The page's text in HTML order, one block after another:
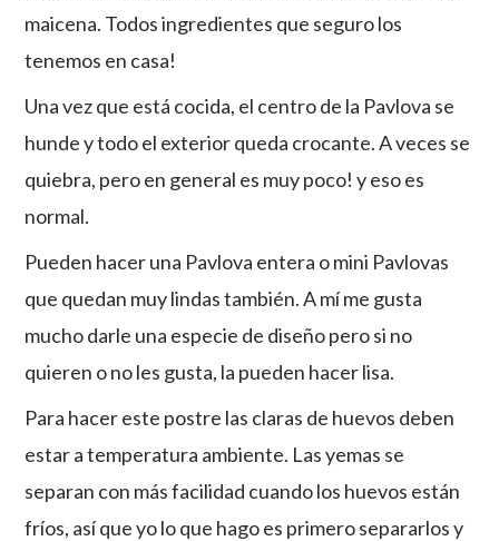
maicena. Todos ingredientes que seguro los
tenemos en casa!
Una vez que está cocida, el centro de la Pavlova se
hunde y todo el exterior queda crocante. A veces se
quiebra, pero en general es muy poco! y eso es
normal.
Pueden hacer una Pavlova entera o mini Pavlovas
que quedan muy lindas también. A mí me gusta
mucho darle una especie de diseño pero si no
quieren o no les gusta, la pueden hacer lisa.
Para hacer este postre las claras de huevos deben
estar a temperatura ambiente. Las yemas se
separan con más facilidad cuando los huevos están
fríos, así que yo lo que hago es primero separarlos y